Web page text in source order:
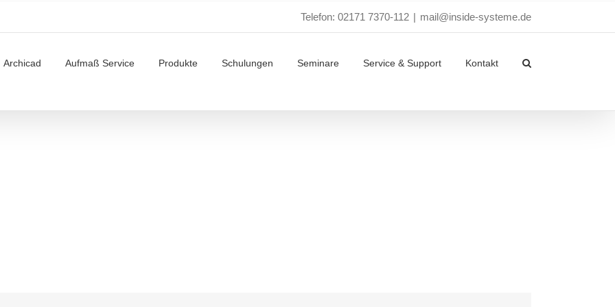
Telefon: 02171 7370-112 | mail@inside-systeme.de
Archicad Aufmaß Service Produkte Schulungen Seminare Service & Support Kontakt